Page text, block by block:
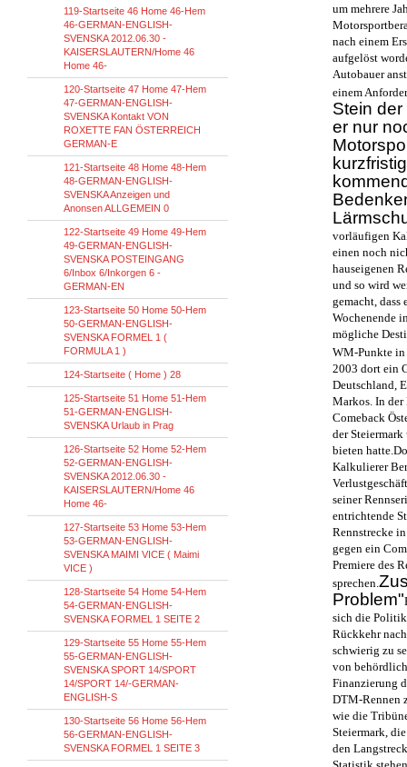
um mehrere
nach einem
aufgelöst
Autobauer
einem
Stein
er nur
vorläufigen
einen noch
hauseigenen
und so wird
gemacht,
Wochenende
mögliche
WM-Punkte in
2003 dort ein
Deutschland,
Markos. In der
Comeback
der
bieten
Kalkulierer
seiner
entrichtende
Rennstrecke
gegen ein
Premiere des
sprechen.
Problem"
sich die
Rückkehr
schwierig zu
von
Finanzierung
DTM-Rennen
wie die
Steiermark,
den
119-Startseite 46 Home 46-Hem
46-GERMAN-ENGLISH-
SVENSKA 2012.06.30 -
KAISERSLAUTERN/Home 46
Home 46-
120-Startseite 47 Home 47-Hem
47-GERMAN-ENGLISH-
SVENSKA Kontakt VON
ROXETTE FAN ÖSTERREICH
GERMAN-E
121-Startseite 48 Home 48-Hem
48-GERMAN-ENGLISH-
SVENSKA Anzeigen und
Anonsen ALLGEMEIN 0
122-Startseite 49 Home 49-Hem
49-GERMAN-ENGLISH-
SVENSKA POSTEINGANG
6/Inbox 6/Inkorgen 6 -
GERMAN-EN
123-Startseite 50 Home 50-Hem
50-GERMAN-ENGLISH-
SVENSKA FORMEL 1 (
FORMULA 1 )
124-Startseite ( Home ) 28
125-Startseite 51 Home 51-Hem
51-GERMAN-ENGLISH-
SVENSKA Urlaub in Prag
126-Startseite 52 Home 52-Hem
52-GERMAN-ENGLISH-
SVENSKA 2012.06.30 -
KAISERSLAUTERN/Home 46
Home 46-
127-Startseite 53 Home 53-Hem
53-GERMAN-ENGLISH-
SVENSKA MAIMI VICE ( Maimi
VICE )
128-Startseite 54 Home 54-Hem
54-GERMAN-ENGLISH-
SVENSKA FORMEL 1 SEITE 2
129-Startseite 55 Home 55-Hem
55-GERMAN-ENGLISH-
SVENSKA SPORT 14/SPORT
14/SPORT 14/-GERMAN-
ENGLISH-S
130-Startseite 56 Home 56-Hem
56-GERMAN-ENGLISH-
SVENSKA FORMEL 1 SEITE 3